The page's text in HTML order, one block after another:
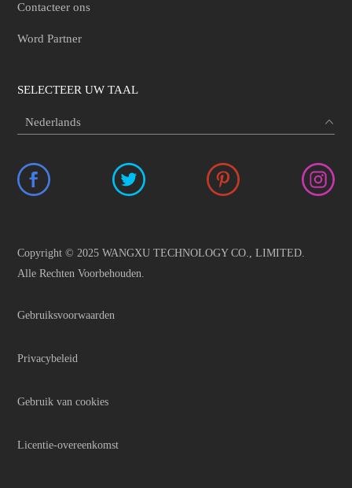
Contacteer ons
Word Partner
SELECTEER UW TAAL
Copyright © 2025 WANGXU TECHNOLOGY CO., LIMITED.
Alle Rechten Voorbehouden.
Gebruiksvoorwaarden
Privacybeleid
Gebruik van cookies
Licentie-overeenkomst